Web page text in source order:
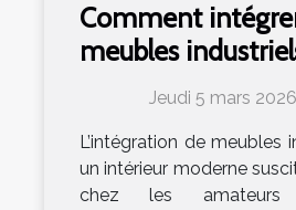
Comment
meubles
intérieur moderne
Jeudi 5 mars
L’intégration de meubles
un intérieur moderne
chez les